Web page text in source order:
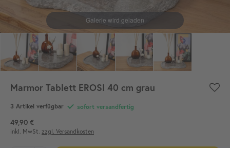
Marmor Tablett EROSI 40 cm grau
3 Artikel verfügbar sofort versandfertig
49,90 €
inkl. MwSt. zzgl. Versandkosten